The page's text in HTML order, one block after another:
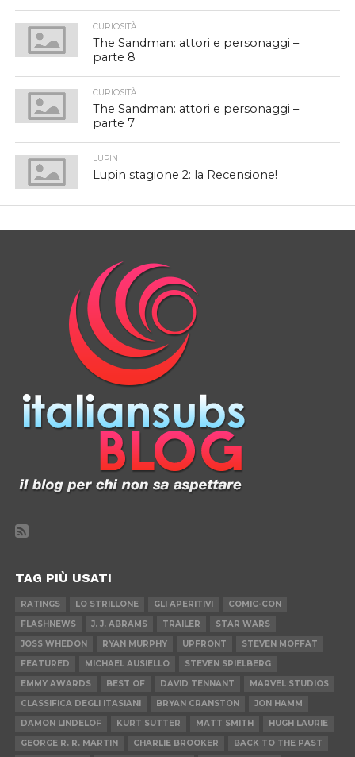
CURIOSITÀ
The Sandman: attori e personaggi –
parte 8
CURIOSITÀ
The Sandman: attori e personaggi –
parte 7
LUPIN
Lupin stagione 2: la Recensione!
TAG PIÙ USATI
RATINGS LO STRILLONE GLI APERITIVI
COMIC-CON
FLASHNEWS
J. J. ABRAMS TRAILER
STAR WARS
JOSS WHEDON
RYAN MURPHY UPFRONT
STEVEN MOFFAT
FEATURED
MICHAEL AUSIELLO
STEVEN SPIELBERG
EMMY AWARDS
BEST OF DAVID TENNANT
MARVEL STUDIOS
CLASSIFICA DEGLI ITASIANI
BRYAN CRANSTON
JON HAMM
DAMON LINDELOF
KURT SUTTER MATT SMITH
HUGH LAURIE
GEORGE R. R. MARTIN
CHARLIE BROOKER BACK TO THE PAST